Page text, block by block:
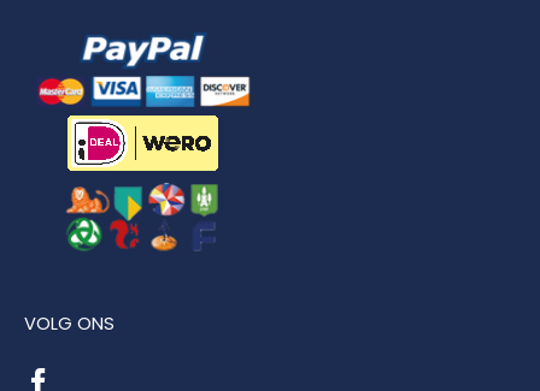
VOLG ONS